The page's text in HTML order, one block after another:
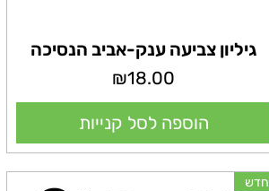
גיליון צביעה ענק-אביב הנסיכה
מחיר
₪18.00
הוספה לסל קנייות
חדש